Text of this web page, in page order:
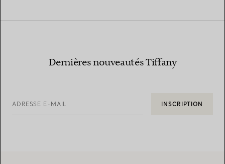
Dernières nouveautés Tiffany
ADRESSE E-MAIL INSCRIPTION